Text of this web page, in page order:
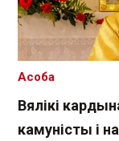
Вялікі
камуністы і
Асоба